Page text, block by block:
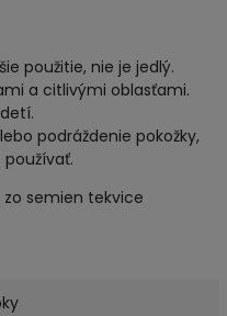
použitie, nie je jedlý.
a citlivými oblasťami.
podráždenie pokožky,
zo semien tekvice